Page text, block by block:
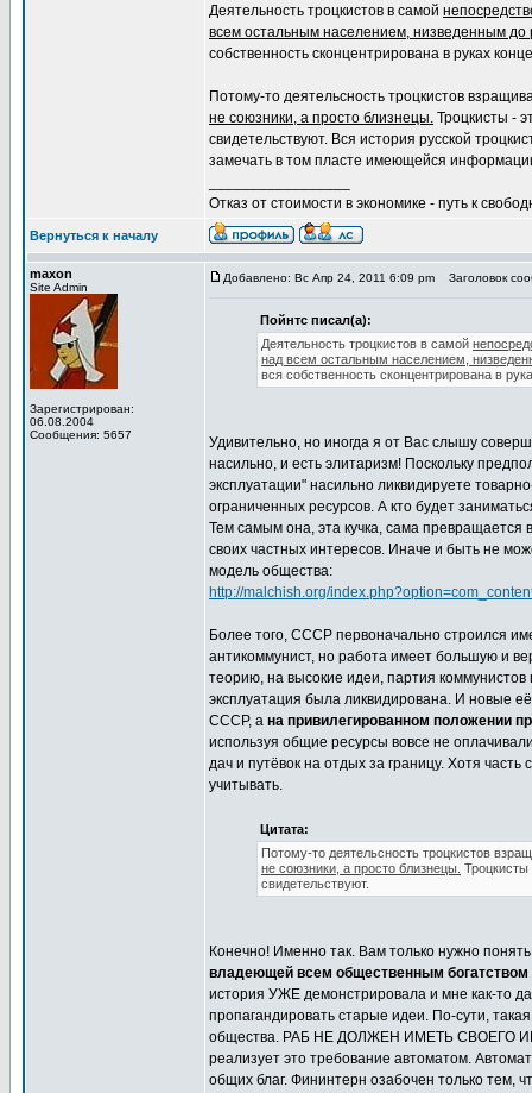
Деятельность троцкистов в самой
всем остальным населением, низведенным до
собственность сконцентрирована в руках
Потому-то деятельсность троцкистов
не союзники, а просто близнецы. Троцкисты -
свидетельствуют. Вся история русской
замечать в том пласте имеющейся
Отказ от стоимости в экономике - путь к
Вернуться к началу
maxon
Site Admin
Зарегистрирован:
06.08.2004
Сообщения: 5657
Добавлено: Вс Апр 24, 2011 6:09 pm Заголовок
Пойнтс писал(а):
Деятельность троцкистов в самой
над всем остальным населением,
вся собственность сконцентрирована в
Удивительно, но иногда я от Вас слышу
насильно, и есть элитаризм! Поскольку
эксплуатации" насильно ликвидируете
ограниченных ресурсов. А кто будет
Тем самым она, эта кучка, сама превращается
своих частных интересов. Иначе и быть не
модель общества:
http://malchish.org/
Более того, СССР первоначально строился
антикоммунист, но работа имеет большую и
теорию, на высокие идеи, партия
эксплуатация была ликвидирована. И новые
СССР, а на привилегированном положении
используя общие ресурсы вовсе не
дач и путёвок на отдых за границу. Хотя
учитывать.
Цитата:
Потому-то деятельсность троцкистов
не союзники, а просто близнецы.
свидетельствуют.
Конечно! Именно так. Вам только нужно
владеющей всем общественным
история УЖЕ демонстрировала и мне как-то
пропагандировать старые идеи. По-сути,
общества. РАБ НЕ ДОЛЖЕН ИМЕТЬ СВОЕГО
реализует это требование автоматом.
общих благ. Фининтерн озабочен только тем,